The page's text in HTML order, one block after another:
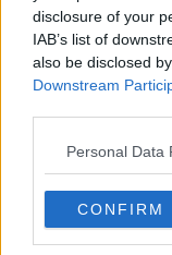
disclosure of your
IAB’s list of
also be disclosed
Downstream
Personal Data
CONFIRM
En general, el
2026 se inspira
de la década de
diseños clásicos
2008,
aficionados
griego.